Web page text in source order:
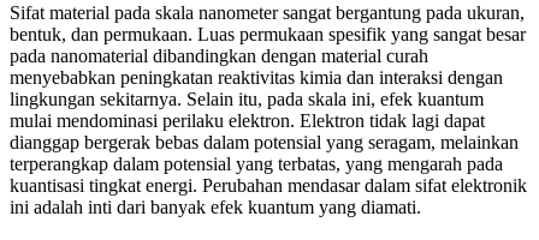
Sifat material pada skala nanometer sangat bergantung pada ukuran,
bentuk, dan permukaan. Luas permukaan spesifik yang sangat besar
pada nanomaterial dibandingkan dengan material curah
menyebabkan peningkatan reaktivitas kimia dan interaksi dengan
lingkungan sekitarnya. Selain itu, pada skala ini, efek kuantum
mulai mendominasi perilaku elektron. Elektron tidak lagi dapat
dianggap bergerak bebas dalam potensial yang seragam, melainkan
terperangkap dalam potensial yang terbatas, yang mengarah pada
kuantisasi tingkat energi. Perubahan mendasar dalam sifat elektronik
ini adalah inti dari banyak efek kuantum yang diamati.